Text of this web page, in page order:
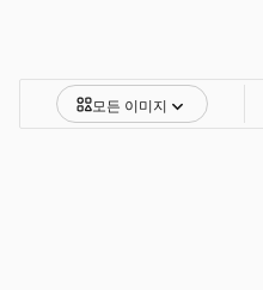
모든 이미지